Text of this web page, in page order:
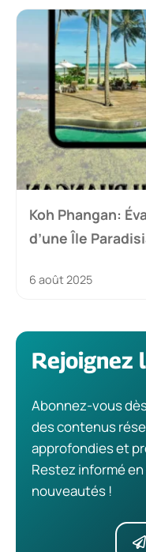
Koh Phangan:
d’une Île
6 août 2025
Rejoignez
Abonnez-vous
des contenus
approfondies et
Restez informé
nouveautés !